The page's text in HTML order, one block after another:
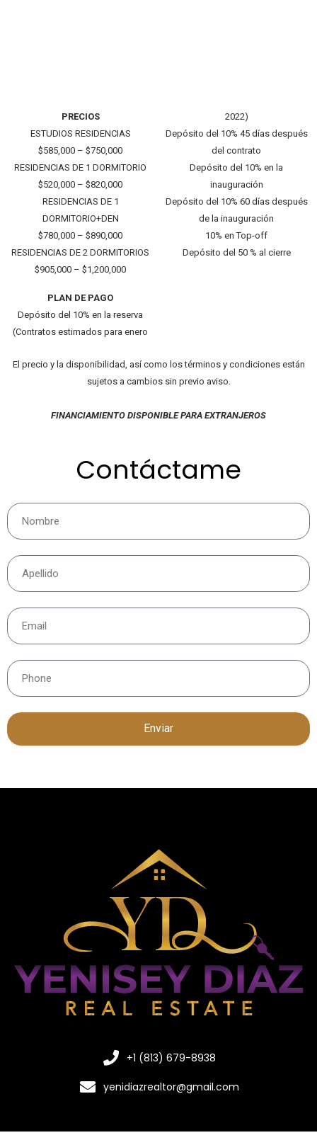
PRECIOS
ESTUDIOS RESIDENCIAS
$585,000 – $750,000
RESIDENCIAS DE 1 DORMITORIO
$520,000 – $820,000
RESIDENCIAS DE 1
DORMITORIO+DEN
$780,000 – $890,000
RESIDENCIAS DE 2 DORMITORIOS
$905,000 – $1,200,000
PLAN DE PAGO
Depósito del 10% en la reserva
(Contratos estimados para enero
2022)
Depósito del 10% 45 días después
del contrato
Depósito del 10% en la
inauguración
Depósito del 10% 60 días después
de la inauguración
10% en Top-off
Depósito del 50 % al cierre
El precio y la disponibilidad, así como los términos y condiciones están
sujetos a cambios sin previo aviso.
FINANCIAMIENTO DISPONIBLE PARA EXTRANJEROS
Contáctame
Enviar
+1 (813) 679-8938
yenidiazrealtor@gmail.com